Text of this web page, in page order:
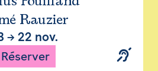
Rauzier
→ 22 nov.
Réserver